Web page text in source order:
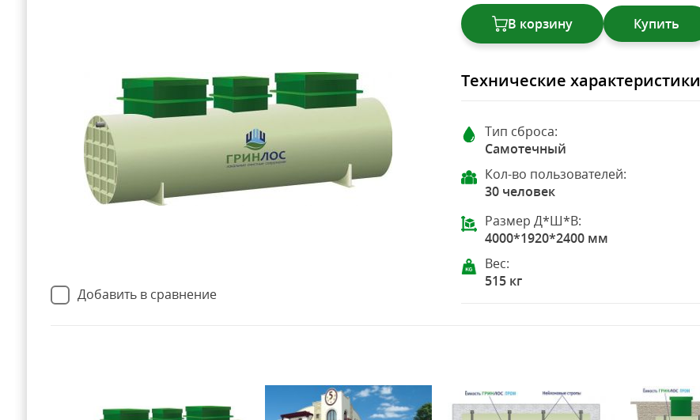
Добавить в сравнение
В корзину Купить
Технические характеристики
Тип сброса:
Самотечный
Кол-во пользователей:
30 человек
Размер Д*Ш*В:
4000*1920*2400 мм
Вес:
515 кг